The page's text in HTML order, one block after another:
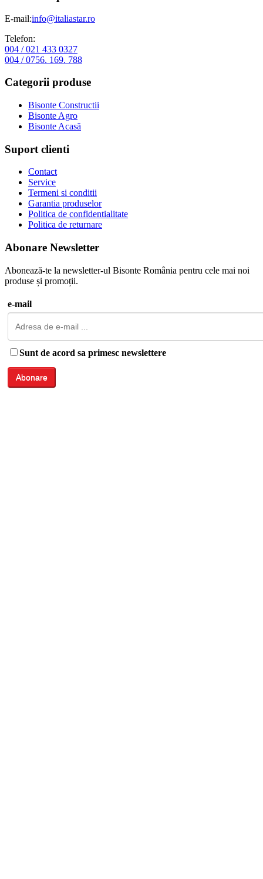
E-mail:info@italiastar.ro
Telefon:
004 / 021 433 0327
004 / 0756. 169. 788
Categorii produse
Bisonte Constructii
Bisonte Agro
Bisonte Acasă
Suport clienti
Contact
Service
Termeni si conditii
Garantia produselor
Politica de confidentialitate
Politica de returnare
Abonare Newsletter
Abonează-te la newsletter-ul Bisonte România pentru cele mai noi
produse și promoții.
e-mail
Sunt de acord sa primesc newslettere